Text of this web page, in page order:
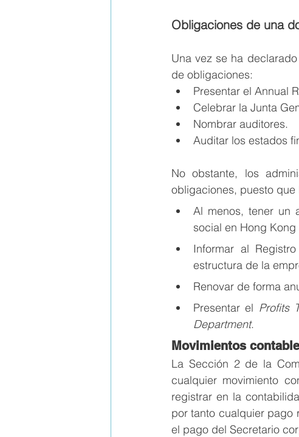
Obligaciones de una
Una vez se ha
de obligaciones:
Presentar el Annual
Celebrar la Junta
Nombrar auditores.
Auditar los estados
No obstante, los
obligaciones, puesto
Al menos, tener un
social en Hong
Informar al
estructura de la
Renovar de forma
Presentar el Profits
Department.
Movimientos
La Sección 2 de la
cualquier movimiento
registrar en la
por tanto cualquier pago
el pago del Secretario